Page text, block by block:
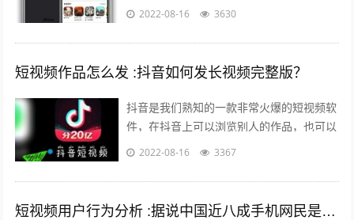
但是还有其他的方法可以让你的手机中安装
2022-08-16 3630
短视频作品怎么发 :抖音如何发长视频完整版？
抖音是我们熟知的一款非常火爆的短视频软
件，在抖音上可以浏览别人的作品，也可以
发布自己的作品，那么自己发布作品的时候
2022-08-16 3367
短视频用户行为分析 :据说中国近八成手机网民是短视频用户，侵权问题如何解决？